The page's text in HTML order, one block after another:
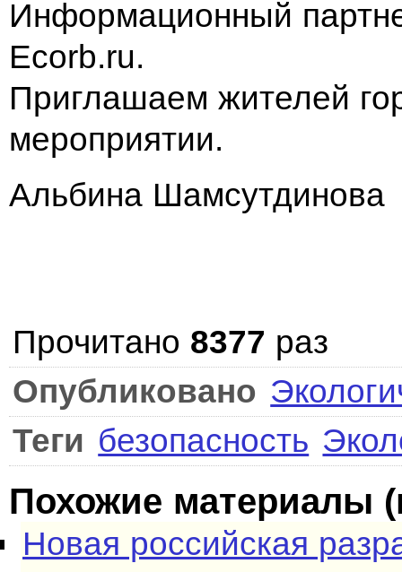
Информационный
Ecorb.ru.
Приглашаем жителей
мероприятии.
Альбина Шамсутдинова
Прочитано 8377 раз
Опубликовано
Теги безопасность
Похожие материалы
Новая российская